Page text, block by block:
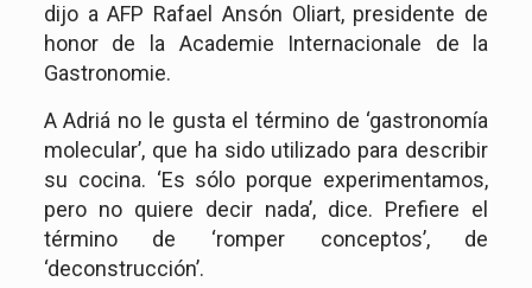
dijo a AFP Rafael Ansón Oliart, presidente de
honor de la Academie Internacionale de la
Gastronomie.
A Adriá no le gusta el término de ‘gastronomía
molecular’, que ha sido utilizado para describir
su cocina. ‘Es sólo porque experimentamos,
pero no quiere decir nada’, dice. Prefiere el
término de ‘romper conceptos’, de
‘deconstrucción’.